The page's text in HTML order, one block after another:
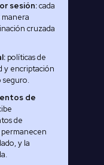
sesión:cada
cruzada
políticas de
y encriptación
seguro.
de
de
y la